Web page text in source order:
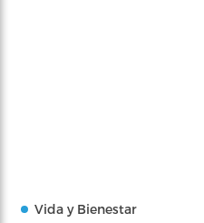
Vida y Bienestar